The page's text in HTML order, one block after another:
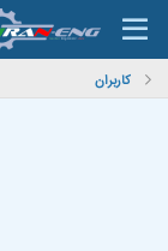
کاربران